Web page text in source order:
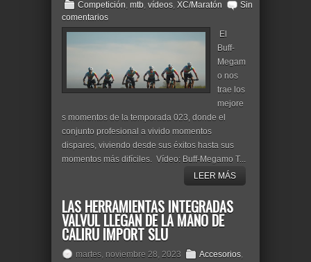
Competición, mtb, vídeos, XC/Maratón
Sin
comentarios
El
Buff-
Megam
o nos
trae los
mejore
s momentos de la temporada 023, donde el
conjunto profesional a vivido momentos
dispares, viviendo desde sus éxitos hasta sus
momentos más difíciles. Vídeo: Buff-Megamo T...
LEER MÁS
LAS HERRAMIENTAS INTEGRADAS
VALVUL LLEGAN DE LA MANO DE
CALIRU IMPORT SLU
martes, noviembre 28, 2023 Accesorios,